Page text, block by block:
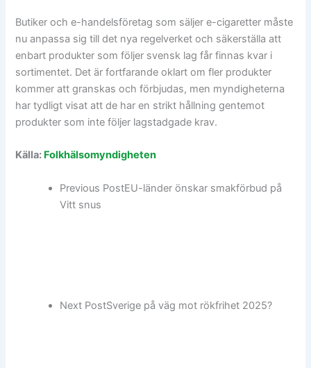
Butiker och e-handelsföretag som säljer e-cigaretter måste
nu anpassa sig till det nya regelverket och säkerställa att
enbart produkter som följer svensk lag får finnas kvar i
sortimentet. Det är fortfarande oklart om fler produkter
kommer att granskas och förbjudas, men myndigheterna
har tydligt visat att de har en strikt hållning gentemot
produkter som inte följer lagstadgade krav.
Källa: Folkhälsomyndigheten
Previous PostEU-länder önskar smakförbud på
Vitt snus
Next PostSverige på väg mot rökfrihet 2025?